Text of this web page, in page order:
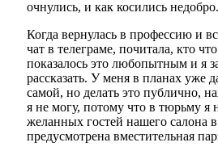
очнулись, и как косились недобро.
Когда вернулась в профессию и
чат в телеграме, почитала, кто
показалось это любопытным и я
рассказать. У меня в планах уже
самой, но делать это публично,
я не могу, потому что в тюрьму я
желанных гостей нашего салона
предусмотрена вместительная